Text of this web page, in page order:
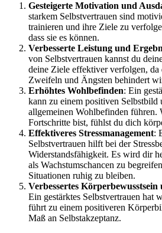
Gesteigerte Motivation und
starkem Selbstvertrauen sind
trainieren und ihre Ziele zu
dass sie es können.
Verbesserte Leistung und
von Selbstvertrauen kannst du
deine Ziele effektiver verfolgen, da
Zweifeln und Ängsten behindert
Erhöhtes Wohlbefinden: Ein
kann zu einem positiven Selbstbild
allgemeinen Wohlbefinden führen.
Fortschritte bist, fühlst du dich
Effektiveres Stressmanagement:
Selbstvertrauen hilft bei der
Widerstandsfähigkeit. Es wird dir
als Wachstumschancen zu
Situationen ruhig zu bleiben.
Verbessertes Körperbewusstsein
Ein gestärktes Selbstvertrauen hat
führt zu einem positiveren
Maß an Selbstakzeptanz.